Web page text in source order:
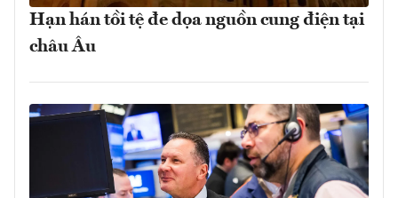
Hạn hán tồi tệ đe dọa nguồn cung điện tại
châu Âu